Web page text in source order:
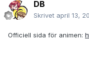
DB
Skrivet april 13,
Officiell sida för animen: